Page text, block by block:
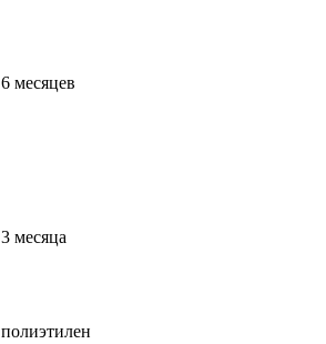
6 месяцев
3 месяца
полиэтилен